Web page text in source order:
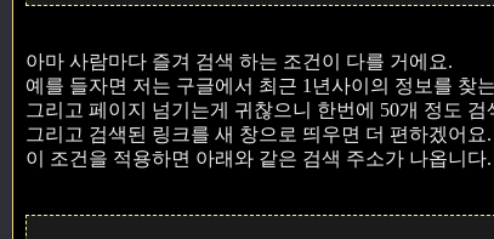
아마 사람마다 즐겨 검색 하는 조건이 다를 거에요.
예를 들자면 저는 구글에서 최근 1년사이의 정보를 찾
그리고 페이지 넘기는게 귀찮으니 한번에 50개 정도
그리고 검색된 링크를 새 창으로 띄우면 더 편하겠어요.
이 조건을 적용하면 아래와 같은 검색 주소가 나옵니다.